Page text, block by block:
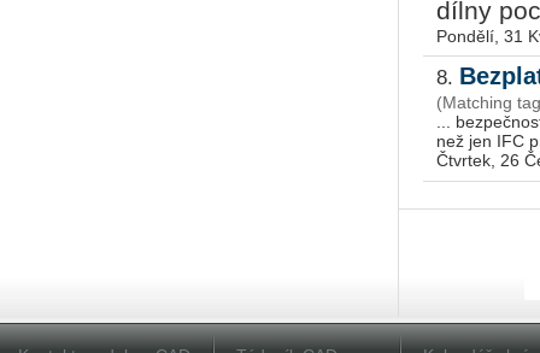
dílny
Pondělí, 31
8.
(Matching
...
Čtvrtek, 26